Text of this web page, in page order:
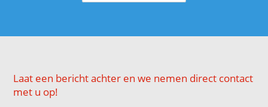
Laat een bericht achter en we nemen direct contact
met u op!